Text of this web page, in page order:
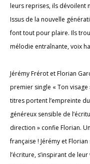
leurs reprises, ils dévoilent
Issus de la nouvelle
font tout pour plaire. Ils
mélodie entraînante, voix
Jérémy Frérot et Florian
premier single « Ton visage
titres portent l’empreinte
généreux sensible de
direction » confie Florian.
française ! Jérémy et
l’écriture, s’inspirant de